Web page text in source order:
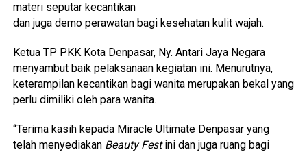
materi seputar kecantikan
dan juga demo perawatan bagi kesehatan kulit wajah.
Ketua TP PKK Kota Denpasar, Ny. Antari Jaya Negara
menyambut baik pelaksanaan kegiatan ini. Menurutnya,
keterampilan kecantikan bagi wanita merupakan bekal yang
perlu dimiliki oleh para wanita.
“Terima kasih kepada Miracle Ultimate Denpasar yang
telah menyediakan Beauty Festini dan juga ruang bagi